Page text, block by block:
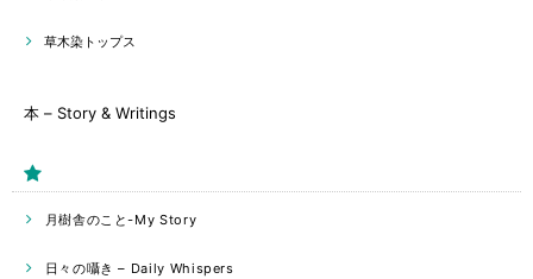
草木染トップス
本 – Story & Writings
月樹舎のこと-My Story
日々の囁き – Daily Whispers